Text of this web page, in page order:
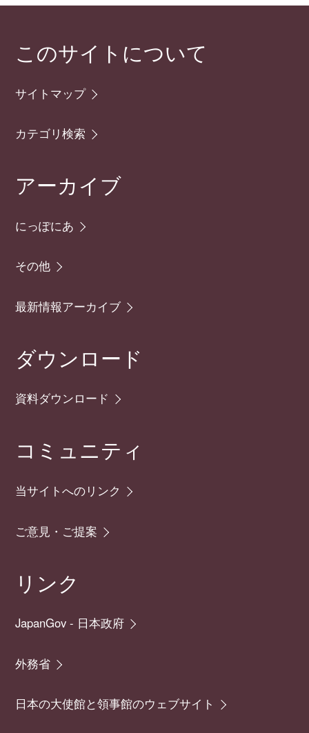
このサイトについて
サイトマップ
カテゴリ検索
アーカイブ
にっぽにあ
その他
最新情報アーカイブ
ダウンロード
資料ダウンロード
コミュニティ
当サイトへのリンク
ご意見・ご提案
リンク
JapanGov - 日本政府
外務省
日本の大使館と領事館のウェブサイト